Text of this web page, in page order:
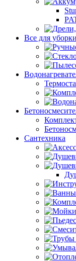
Все для
Сантехника